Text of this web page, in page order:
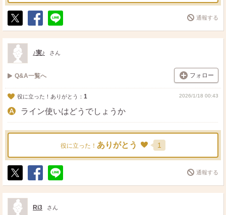
ポ
ス
ト
シ
ェ
送
る
通報する
♪実♪ さん
Q&A一覧へ フォロー
役に立った！ありがとう： 1 2026/1/18 00:43
ライン使いはどうでしょうか
役に立った！ ありがとう 1
ポ
ス
ト
シ
ェ
送
る
通報する
Ri3 さん